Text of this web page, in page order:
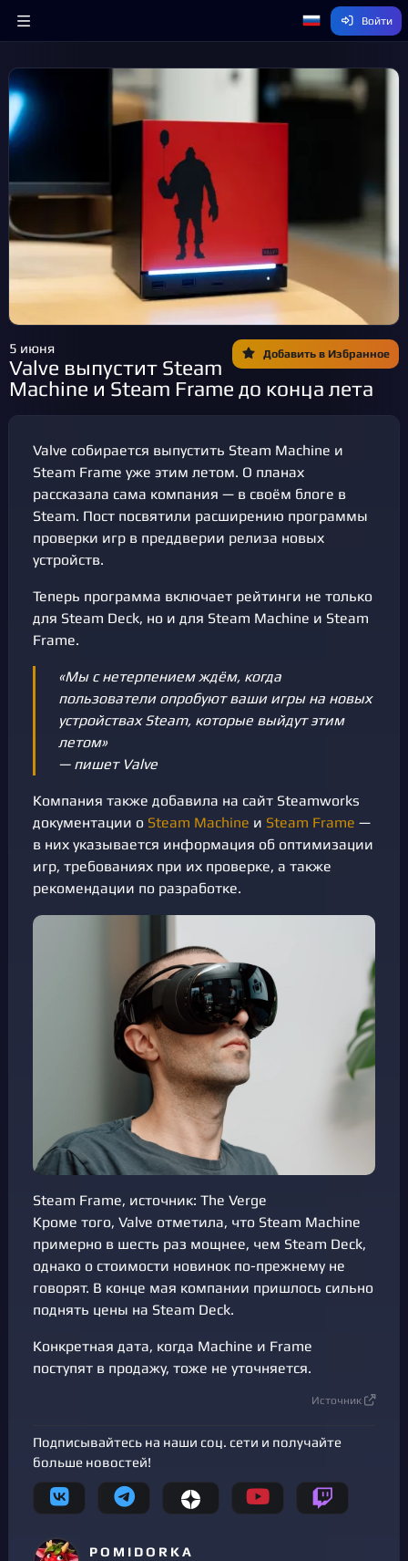
Войти
Добавить в Избранное
5 июня
Valve выпустит Steam
Machine и Steam Frame до конца лета
Valve собирается выпустить Steam Machine и
Steam Frame уже этим летом. О планах
рассказала сама компания — в своём блоге в
Steam. Пост посвятили расширению программы
проверки игр в преддверии релиза новых
устройств.
Теперь программа включает рейтинги не только
для Steam Deck, но и для Steam Machine и Steam
Frame.
«Мы с нетерпением ждём, когда
пользователи опробуют ваши игры на новых
устройствах Steam, которые выйдут этим
летом»
— пишет Valve
Компания также добавила на сайт Steamworks
документации о Steam Machine и Steam Frame —
в них указывается информация об оптимизации
игр, требованиях при их проверке, а также
рекомендации по разработке.
Steam Frame, источник: The Verge
Кроме того, Valve отметила, что Steam Machine
примерно в шесть раз мощнее, чем Steam Deck,
однако о стоимости новинок по-прежнему не
говорят. В конце мая компании пришлось сильно
поднять цены на Steam Deck.
Конкретная дата, когда Machine и Frame
поступят в продажу, тоже не уточняется.
Источник
Подписывайтесь на наши соц. сети и получайте
больше новостей!
P O M I D O R K A